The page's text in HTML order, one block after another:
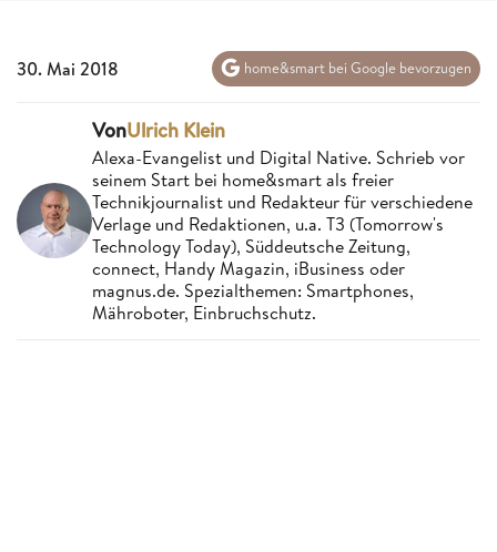
30. Mai 2018 home&smart bei Google bevorzugen
VonUlrich Klein
Alexa-Evangelist und Digital Native. Schrieb vor
seinem Start bei home&smart als freier
Technikjournalist und Redakteur für verschiedene
Verlage und Redaktionen, u.a. T3 (Tomorrow's
Technology Today), Süddeutsche Zeitung,
connect, Handy Magazin, iBusiness oder
magnus.de. Spezialthemen: Smartphones,
Mähroboter, Einbruchschutz.